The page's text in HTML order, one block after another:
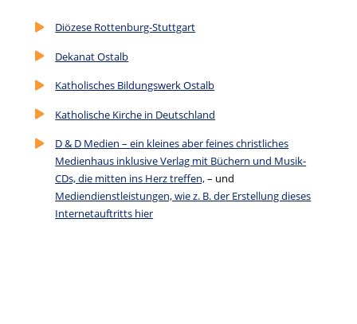
Diözese Rottenburg-Stuttgart
Dekanat Ostalb
Katholisches Bildungswerk Ostalb
Katholische Kirche in Deutschland
D & D Medien – ein kleines aber feines christliches
Medienhaus inklusive Verlag mit Büchern und Musik-
CDs, die mitten ins Herz treffen,– und
Mediendienstleistungen, wie z. B. der Erstellung dieses
Internetauftritts hier